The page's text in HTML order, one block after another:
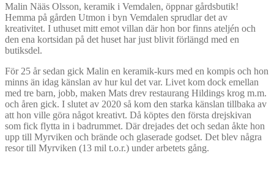
Malin Nääs Olsson, keramik i Vemdalen, öppnar gårdsbutik!
Hemma på gården Utmon i byn Vemdalen sprudlar det av
kreativitet. I uthuset mitt emot villan där hon bor finns ateljén och
den ena kortsidan på det huset har just blivit förlängd med en
butiksdel.
För 25 år sedan gick Malin en keramik-kurs med en kompis och hon
minns än idag känslan av hur kul det var. Livet kom dock emellan
med tre barn, jobb, maken Mats drev restaurang Hildings krog m.m.
och åren gick. I slutet av 2020 så kom den starka känslan tillbaka av
att hon ville göra något kreativt. Då köptes den första drejskivan
som fick flytta in i badrummet. Där drejades det och sedan åkte hon
upp till Myrviken och brände och glaserade godset. Det blev några
resor till Myrviken (13 mil t.o.r.) under arbetets gång.